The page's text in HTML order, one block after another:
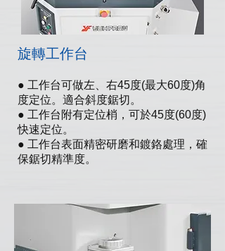
旋轉工作台
● 工作台可做左、右45度(最大60度)角
度定位。適合斜度鋸切。
● 工作台附有定位梢，可於45度(60度)
快速定位。
● 工作台表面精密研磨和鍍鉻處理，確
保鋸切精準度。